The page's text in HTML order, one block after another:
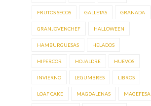
FRUTOS SECOS GALLETAS GRANADA
GRANJOVENCHEF HALLOWEEN
HAMBURGUESAS HELADOS
HIPERCOR HOJALDRE HUEVOS
INVIERNO LEGUMBRES LIBROS
LOAF CAKE MAGDALENAS MAGEFESA